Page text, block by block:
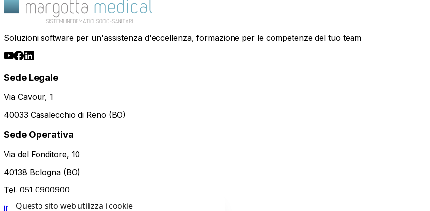
Soluzioni software per un'assistenza d'eccellenza, formazione per le competenze del tuo team
Sede Legale
Via Cavour, 1
40033 Casalecchio di Reno (BO)
Sede Operativa
Via del Fonditore, 10
40138 Bologna (BO)
Tel. 051 0900900
info@margottamedical.it
Questo sito web utilizza i cookie